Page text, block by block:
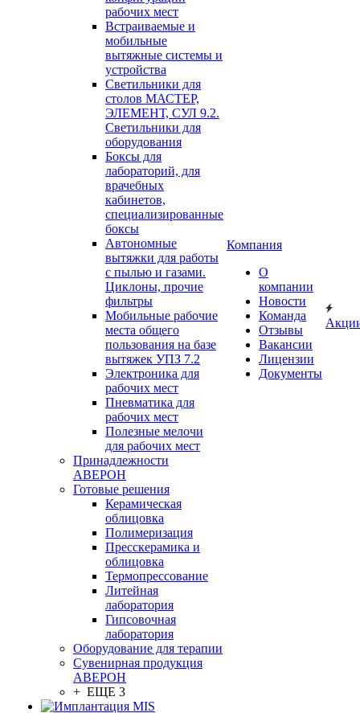
рабочих мест
Встраиваемые и
мобильные
вытяжные системы и
устройства
Светильники для
столов МАСТЕР,
ЭЛЕМЕНТ, СУЛ 9.2.
Светильники для
оборудования
Боксы для
лабораторий, для
врачебных
кабинетов,
специализированные
боксы
Автономные
вытяжки для работы
с пылью и газами.
Циклоны, прочие
фильтры
Мобильные рабочие
места общего
пользования на базе
вытяжек УПЗ 7.2
Электроника для
рабочих мест
Пневматика для
рабочих мест
Полезные мелочи
для рабочих мест
Принадлежности
АВЕРОН
Готовые решения
Керамическая
облицовка
Полимеризация
Пресскерамика и
облицовка
Термопрессование
Литейная
лаборатория
Гипсовочная
лаборатория
Оборудование для терапии
Сувенирная продукция
АВЕРОН
+ ЕЩЕ 3
Компания
О
компании
Новости
Команда
Отзывы
Вакансии
Лицензии
Документы